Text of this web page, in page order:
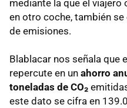
mediante la que el
en otro coche, también
de emisiones.
Blablacar nos señala que
repercute en un ahorro
toneladas de CO₂
este dato se cifra en